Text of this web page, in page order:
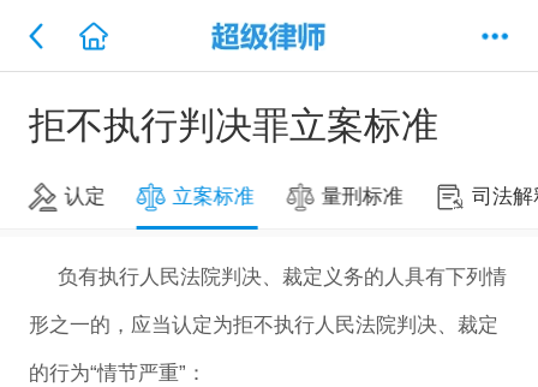
拒不执行判决罪立案标准
认定 立案标准 量刑标准 司法解
负有执行人民法院判决、裁定义务的人具有下列情
形之一的，应当认定为拒不执行人民法院判决、裁定
的行为“情节严重”：